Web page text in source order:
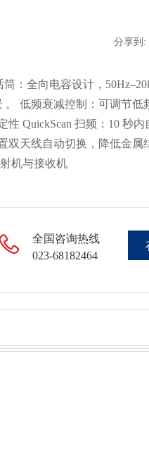
：全向电容设计，
低频衰减控制：可调节低
性 QuickScan 扫频：10 秒
双天线自动切换，降低金属
机与接收机
分享到:
全国咨询热线
023-68182464